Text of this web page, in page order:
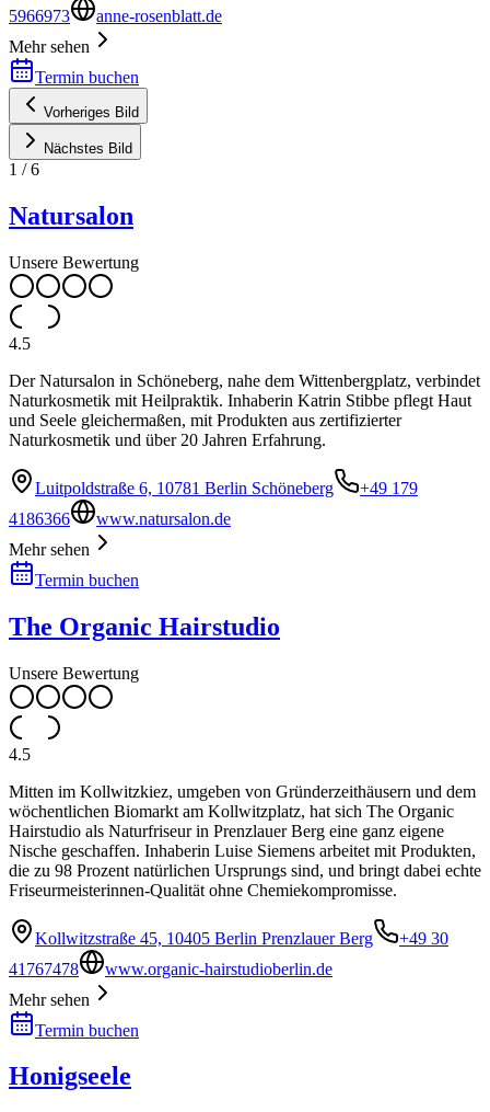
5966973
anne-rosenblatt.de
Mehr sehen
Termin buchen
Vorheriges Bild
Nächstes Bild
1 /6
Natursalon
Unsere Bewertung
4.5
Der Natursalon in Schöneberg, nahe dem Wittenbergplatz, verbindet
Naturkosmetik mit Heilpraktik. Inhaberin Katrin Stibbe pflegt Haut
und Seele gleichermaßen, mit Produkten aus zertifizierter
Naturkosmetik und über 20 Jahren Erfahrung.
Luitpoldstraße 6, 10781 Berlin Schöneberg
+49 179
4186366
www.natursalon.de
Mehr sehen
Termin buchen
The Organic Hairstudio
Unsere Bewertung
4.5
Mitten im Kollwitzkiez, umgeben von Gründerzeithäusern und dem
wöchentlichen Biomarkt am Kollwitzplatz, hat sich The Organic
Hairstudio als Naturfriseur in Prenzlauer Berg eine ganz eigene
Nische geschaffen. Inhaberin Luise Siemens arbeitet mit Produkten,
die zu 98 Prozent natürlichen Ursprungs sind, und bringt dabei echte
Friseurmeisterinnen-Qualität ohne Chemiekompromisse.
Kollwitzstraße 45, 10405 Berlin Prenzlauer Berg
+49 30
41767478
www.organic-hairstudioberlin.de
Mehr sehen
Termin buchen
Honigseele